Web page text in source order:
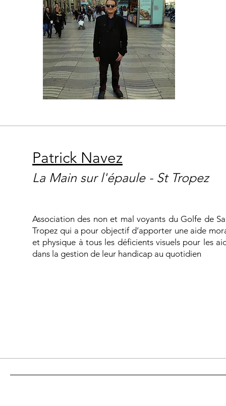
Patrick Navez
La Main sur l'épaule - St Tropez
Association des non et mal voyants du Golfe de
Tropez qui a pour objectif d’apporter une aide
et physique à tous les déficients visuels pour les
dans la gestion de leur handicap au quotidien